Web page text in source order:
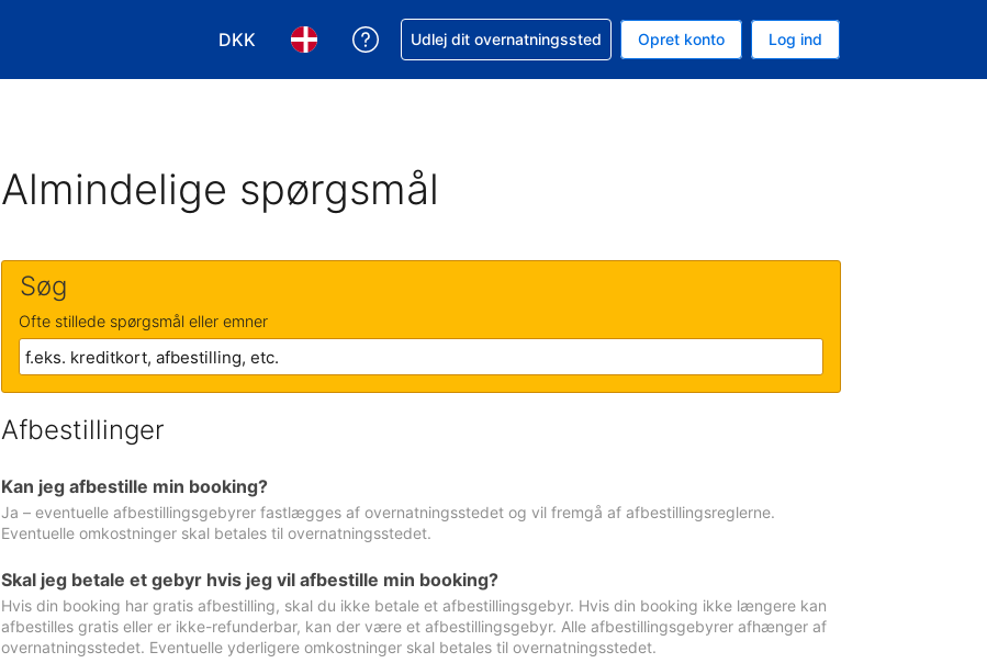
DKK
Vælg valuta. Din nuværende valuta er Danske kroner
Vælg sprog. Dit nuværende sprog er Dansk
Få hjælp til en booking
Udlej dit overnatningssted Opret konto Log ind
Almindelige spørgsmål
Søg
Ofte stillede spørgsmål eller emner
Afbestillinger
Kan jeg afbestille min booking?
Ja – eventuelle afbestillingsgebyrer fastlægges af overnatningsstedet og vil fremgå af afbestillingsreglerne.
Eventuelle omkostninger skal betales til overnatningsstedet.
Skal jeg betale et gebyr hvis jeg vil afbestille min booking?
Hvis din booking har gratis afbestilling, skal du ikke betale et afbestillingsgebyr. Hvis din booking ikke længere kan
afbestilles gratis eller er ikke-refunderbar, kan der være et afbestillingsgebyr. Alle afbestillingsgebyrer afhænger af
overnatningsstedet. Eventuelle yderligere omkostninger skal betales til overnatningsstedet.